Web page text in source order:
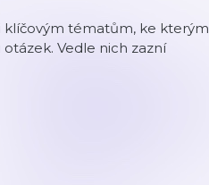
klíčovým tématům, ke kterým
Vedle nich zazní